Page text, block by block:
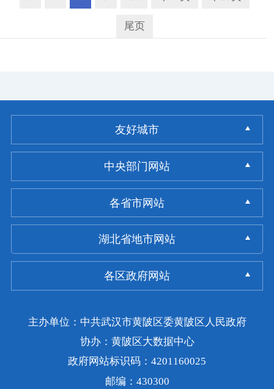
尾页
友好城市
中央部门网站
各省市网站
湖北省地市网站
各区政府网站
主办单位：中共武汉市黄陂区委黄陂区人民政府
协办：黄陂区大数据中心
政府网站标识码：4201160025
邮编：430300